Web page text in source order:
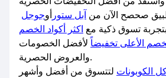
صحصح الآن من آبل ستور أوجوجل
تسوق ذكية مع اكثر أكواد الخصم
الأعلى تخفيضاًلأفضل الخصومات
والعروض الحصرية.
الكوبونات لتتسوق من أفضل وأشهر